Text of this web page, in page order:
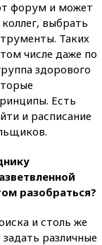
форум и может
выбрать
Таких
числе даже по
здорового
Есть
и расписание
разобраться?
и столь же
различные